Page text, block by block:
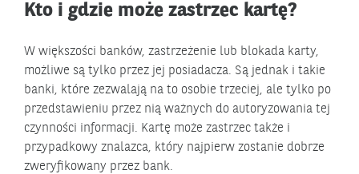
Kto i gdzie może zastrzec kartę?
W większości banków, zastrzeżenie lub blokada karty,
możliwe są tylko przez jej posiadacza. Są jednak i takie
banki, które zezwalają na to osobie trzeciej, ale tylko po
przedstawieniu przez nią ważnych do autoryzowania tej
czynności informacji. Kartę może zastrzec także i
przypadkowy znalazca, który najpierw zostanie dobrze
zweryfikowany przez bank.